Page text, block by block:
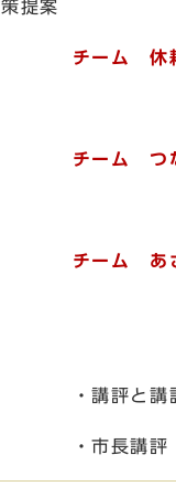
提案
チーム 休
や獣害な
チーム つ
小学生の
チーム あ
の負担を減
話 まちづ
講評